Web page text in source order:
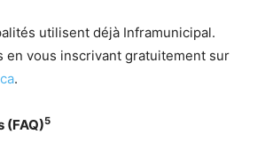
utilisent déjà Inframunicipal.
en vous inscrivant gratuitement sur
.
(FAQ)5